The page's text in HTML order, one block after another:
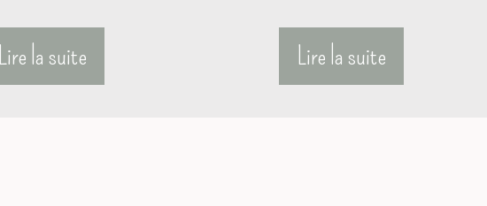
Lire la suite Lire la suite